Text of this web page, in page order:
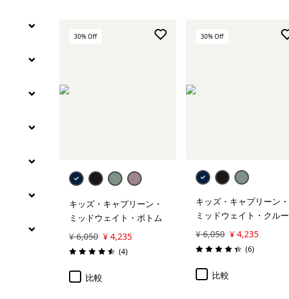
絞り込み
保温指標
30% Off
キッズ・キャプリーン・
ミッドウェイト・ボトム
¥ 6,050 ¥ 4,235
評価: 4.5 / 5 (4レビュー
)
比較
30% Off
キッズ・キャプリーン・
ミッドウェイト・クルー
¥ 6,050 ¥ 4,235
評価: 4.3 / 5 (6レビュー
)
比較